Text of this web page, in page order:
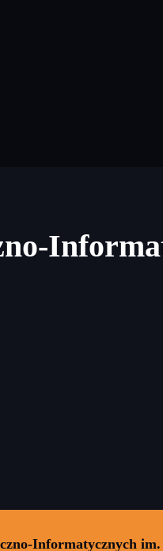
Informatycznych